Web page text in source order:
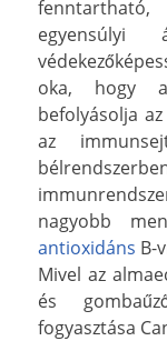
oka, hogy
befolyásolja
az
nagyobb
antioxidáns B-
Mivel az
és
fogyasztása